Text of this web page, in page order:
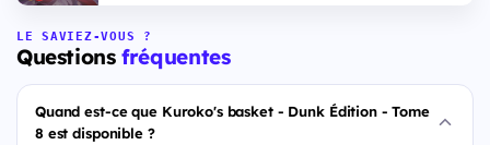
LE SAVIEZ-VOUS ?
Questionsfréquentes
Quand est-ce que Kuroko's basket - Dunk Édition - Tome
8 est disponible ?